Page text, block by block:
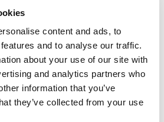
content and ads, to
and to analyse our traffic.
about your use of our site with
and analytics partners who
information that you’ve
they’ve collected from your use